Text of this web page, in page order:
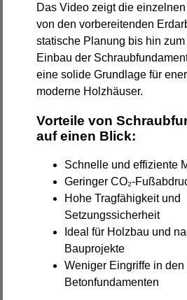
Das Video zeigt die
von den vorbereitenden
statische Planung bis hin
Einbau der
eine solide Grundlage für
moderne Holzhäuser.
Vorteile von
auf einen Blick:
Schnelle und effiziente
Geringer CO₂-
Hohe Tragfähigkeit und
Setzungssicherheit
Ideal für Holzbau und
Bauprojekte
Weniger Eingriffe in
Betonfundamenten